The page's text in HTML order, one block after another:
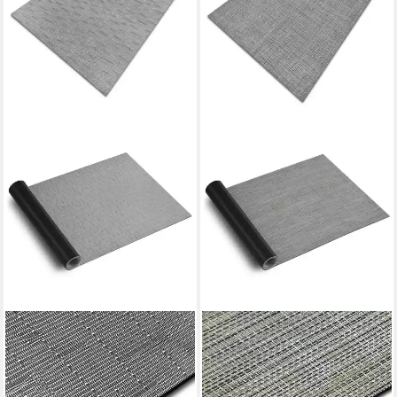
CASA PURA
Küchenläufer Siena, Erhältlich
in vielen Größen,
Küchenteppich, Läufer, Höhe:
CASA PURA
Küchenläufer Matera,
Erhältlich in vielen Größen,
Küchenteppich, Läufer, Höhe: